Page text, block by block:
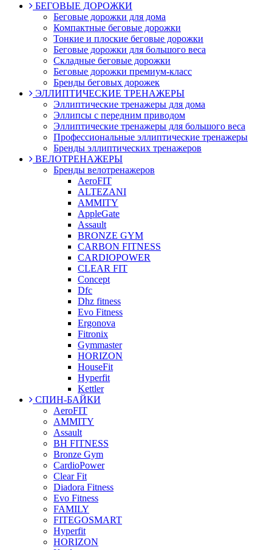
БЕГОВЫЕ ДОРОЖКИ
Беговые дорожки для дома
Компактные беговые дорожки
Тонкие и плоские беговые дорожки
Беговые дорожки для большого веса
Складные беговые дорожки
Беговые дорожки премиум-класс
Бренды беговых дорожек
ЭЛЛИПТИЧЕСКИЕ ТРЕНАЖЕРЫ
Эллиптические тренажеры для дома
Эллипсы с передним приводом
Эллиптические тренажеры для большого веса
Профессиональные эллиптические тренажеры
Бренды эллиптических тренажеров
ВЕЛОТРЕНАЖЕРЫ
Бренды велотренажеров
AeroFIT
ALTEZANI
AMMITY
AppleGate
Assault
BRONZE GYM
CARBON FITNESS
CARDIOPOWER
CLEAR FIT
Concept
Dfc
Dhz fitness
Evo Fitness
Ergonova
Fitronix
Gymmaster
HORIZON
HouseFit
Hyperfit
Kettler
СПИН-БАЙКИ
AeroFIT
AMMITY
Assault
BH FITNESS
Bronze Gym
CardioPower
Clear Fit
Diadora Fitness
Evo Fitness
FAMILY
FITEGOSMART
Hyperfit
HORIZON